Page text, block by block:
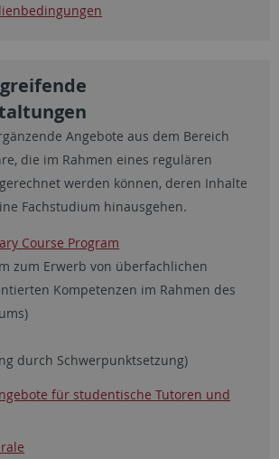
Angebote aus dem Bereich
die im Rahmen eines regulären
werden können, deren Inhalte
Fachstudium hinausgehen.
Course Program
zum Erwerb von überfachlichen
Kompetenzen im Rahmen des
durch Schwerpunktsetzung)
für studentische Tutoren und